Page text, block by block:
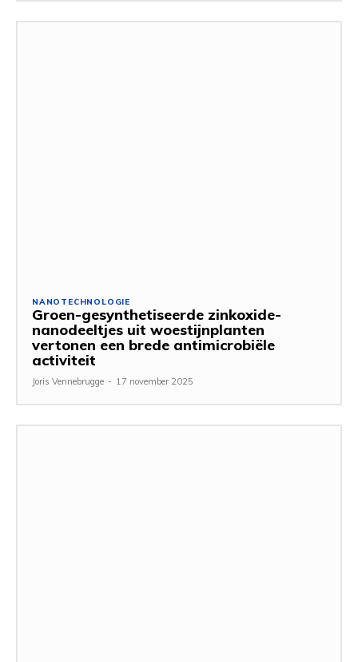
NANOTECHNOLOGIE
Groen-gesynthetiseerde zinkoxide-
nanodeeltjes uit woestijnplanten
vertonen een brede antimicrobiële
activiteit
Joris Vennebrugge - 17 november 2025